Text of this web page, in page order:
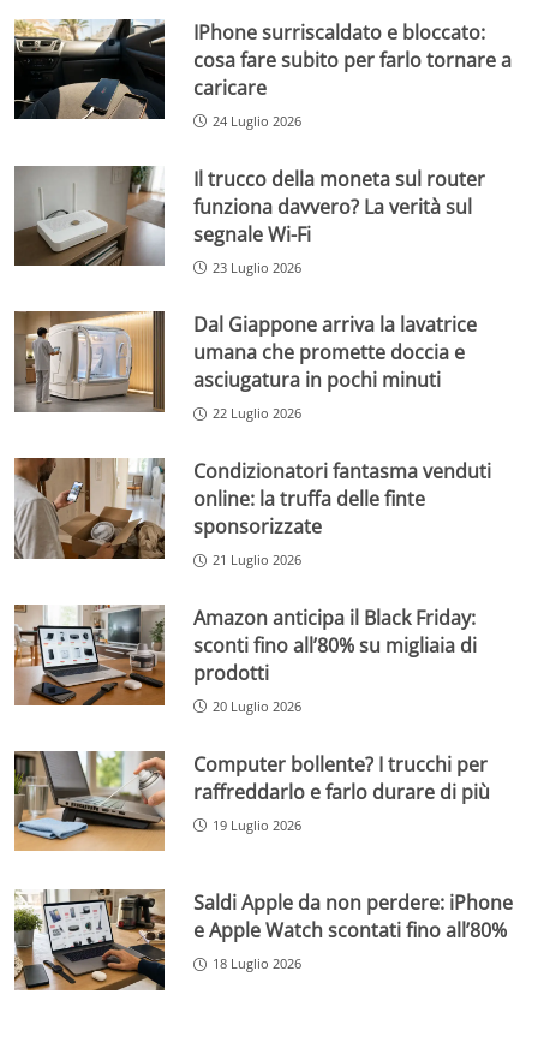
IPhone surriscaldato e bloccato:
cosa fare subito per farlo tornare a
caricare
24 Luglio 2026
Il trucco della moneta sul router
funziona davvero? La verità sul
segnale Wi-Fi
23 Luglio 2026
Dal Giappone arriva la lavatrice
umana che promette doccia e
asciugatura in pochi minuti
22 Luglio 2026
Condizionatori fantasma venduti
online: la truffa delle finte
sponsorizzate
21 Luglio 2026
Amazon anticipa il Black Friday:
sconti fino all’80% su migliaia di
prodotti
20 Luglio 2026
Computer bollente? I trucchi per
raffreddarlo e farlo durare di più
19 Luglio 2026
Saldi Apple da non perdere: iPhone
e Apple Watch scontati fino all’80%
18 Luglio 2026